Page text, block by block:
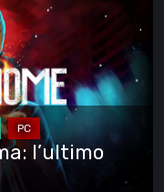
l’ultimo